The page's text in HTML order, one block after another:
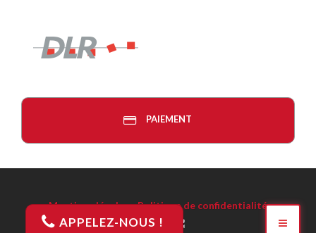
APPELEZ-NOUS !
PAIEMENT
Mentions légales-Politique de confidentialité
Réalisation